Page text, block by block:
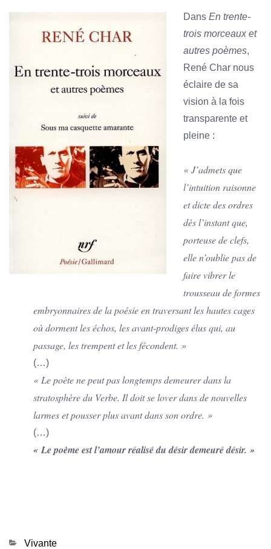
Dans En trente-
trois morceaux et
autres poèmes,
René Char nous
éclaire de sa
vision à la fois
transparente et
pleine :
« J’admets que
l’intuition raisonne
et dicte des ordres
dès l’instant que,
porteuse de clefs,
elle n’oublie pas de
faire vibrer le
trousseau de formes
embryonnaires de la poésie en traversant les hautes cages
où dorment les échos, les avant-prodiges élus qui, au
passage, les trempent et les fécondent. »
(…)
« Le poète ne peut pas longtemps demeurer dans la
stratosphère du Verbe. Il doit se lover dans de nouvelles
larmes et pousser plus avant dans son ordre. »
(…)
« Le poème est l’amour réalisé du désir demeuré désir. »
Categories
Vivante